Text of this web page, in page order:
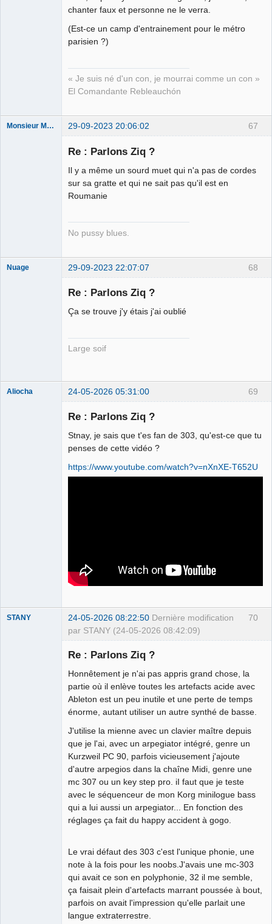
chanter faux et personne ne le verra.
(Est-ce un camp d'entrainement pour le métro
parisien ?)
« Je suis né d'un con, je mourrai comme un con »
El Comandante Rebleauchón
67
Monsieur Maurice 29-09-2023 20:06:02
Re : Parlons Ziq ?
Il y a même un sourd muet qui n'a pas de cordes
sur sa gratte et qui ne sait pas qu'il est en
Roumanie
No pussy blues.
68
Nuage 29-09-2023 22:07:07
Re : Parlons Ziq ?
Ça se trouve j'y étais j'ai oublié
Large soif
69
Aliocha 24-05-2026 05:31:00
Re : Parlons Ziq ?
Stnay, je sais que t'es fan de 303, qu'est-ce que tu
penses de cette vidéo ?
https://www.youtube.com/watch?v=nXnXE-T652U
70
STANY 24-05-2026 08:22:50 Dernière modification
par STANY (24-05-2026 08:42:09)
Re : Parlons Ziq ?
Honnêtement je n'ai pas appris grand chose, la
partie où il enlève toutes les artefacts acide avec
Ableton est un peu inutile et une perte de temps
énorme, autant utiliser un autre synthé de basse.
J'utilise la mienne avec un clavier maître depuis
que je l'ai, avec un arpegiator intégré, genre un
Kurzweil PC 90, parfois vicieusement j'ajoute
d'autre arpegios dans la chaîne Midi, genre une
mc 307 ou un key step pro. iI faut que je teste
avec le séquenceur de mon Korg minilogue bass
qui a lui aussi un arpegiator... En fonction des
réglages ça fait du happy accident à gogo.
Le vrai défaut des 303 c'est l'unique phonie, une
note à la fois pour les noobs.J'avais une mc-303
qui avait ce son en polyphonie, 32 il me semble,
ça faisait plein d'artefacts marrant poussée à bout,
parfois on avait l'impression qu'elle parlait une
langue extraterrestre.